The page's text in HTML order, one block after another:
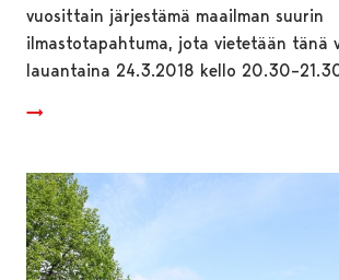
vuosittain järjestämä maailman suurin
ilmastotapahtuma, jota vietetään tänä
lauantaina 24.3.2018 kello